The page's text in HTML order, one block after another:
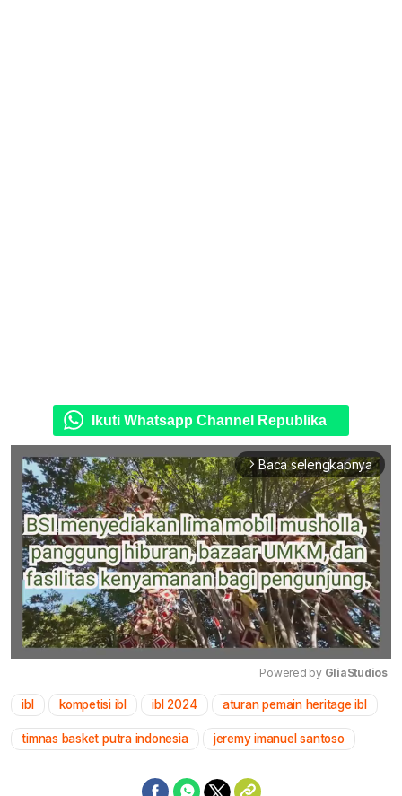
Ikuti Whatsapp Channel Republika
arrow_forward_ios Baca selengkapnya
Mute
Powered by GliaStudios
ibl kompetisi ibl ibl 2024 aturan pemain heritage ibl
timnas basket putra indonesia jeremy imanuel santoso